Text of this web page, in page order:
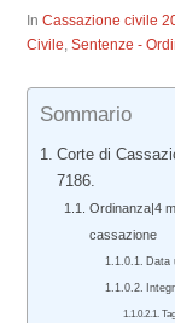
InCassazione civile
Civile,Sentenze -
Sommario
Corte di
7186.
Ordinanza|4
cassazione
Data